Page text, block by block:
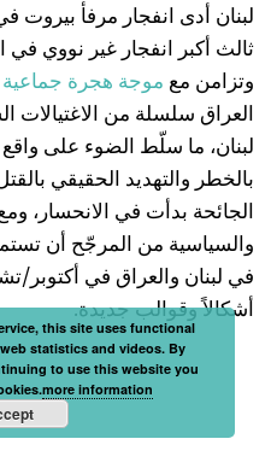
ثالث أكبر انفجار غير نووي في
وتزامن مع موجة هجرة جماعية
العراق سلسلة من الاغتيالات
لبنان، ما سلّط الضوء على
بالخطر والتهديد الحقيقي
الجائحة بدأت في الانحسار،
والسياسية من المرجّح أن
أشكالاً وقوالب جديدة.
this site uses functional
statistics and videos. By
to use this website you
more information